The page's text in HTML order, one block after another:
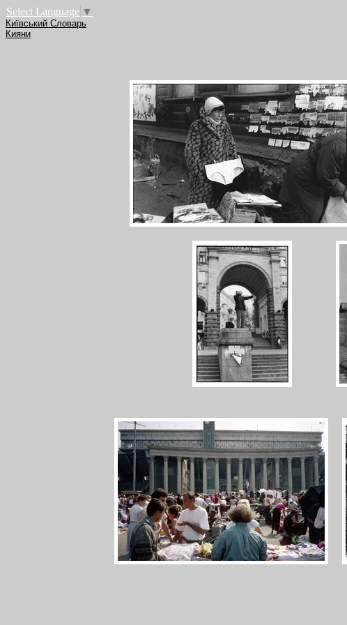
Select Language ▼
Київський Словарь
Кияни